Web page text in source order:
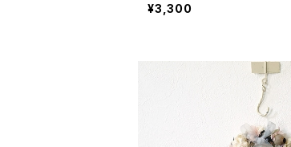
¥3,300